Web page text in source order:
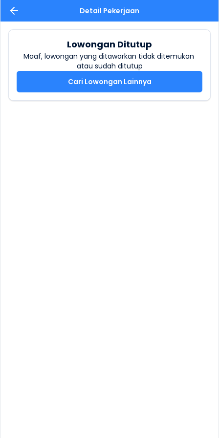
Detail Pekerjaan
Lowongan Ditutup
Maaf, lowongan yang ditawarkan tidak ditemukan
atau sudah ditutup
Cari Lowongan Lainnya